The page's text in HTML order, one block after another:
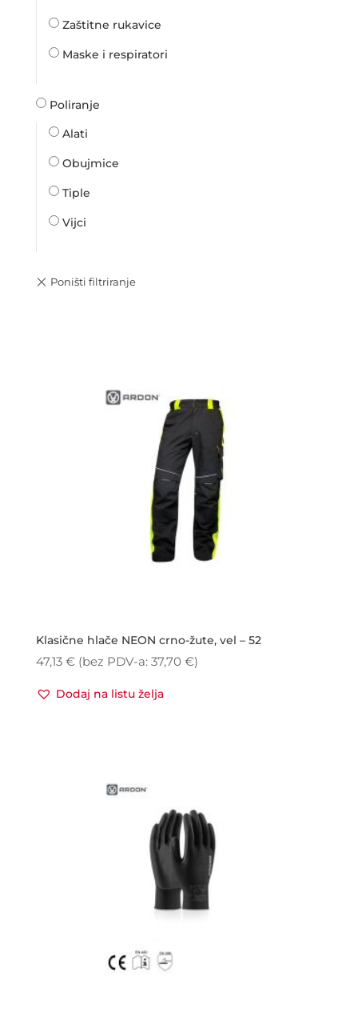
Zaštitne rukavice
Maske i respiratori
Poliranje
Alati
Obujmice
Tiple
Vijci
Klasične hlače NEON crno-žute, vel – 52
47,13 € (bez PDV-a: 37,70 €)
Dodaj na listu želja